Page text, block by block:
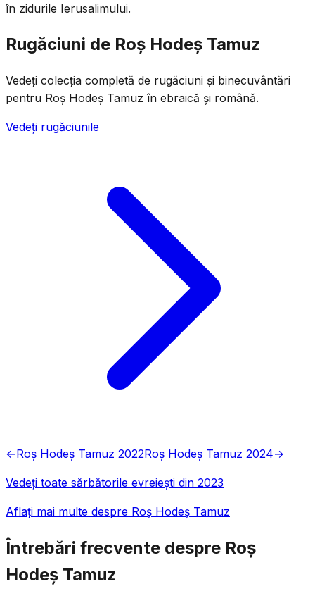
în zidurile Ierusalimului.
Rugăciuni de Roș Hodeș Tamuz
Vedeți colecția completă de rugăciuni și binecuvântări
pentru Roș Hodeș Tamuz în ebraică și română.
Vedeți rugăciunile
←Roș Hodeș Tamuz 2022Roș Hodeș Tamuz 2024→
Vedeți toate sărbătorile evreiești din 2023
Aflați mai multe despre Roș Hodeș Tamuz
Întrebări frecvente despre Roș
Hodeș Tamuz